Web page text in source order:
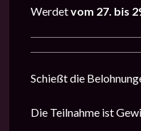
Werdetvom 27. bis
Schießt die
Die Teilnahme ist